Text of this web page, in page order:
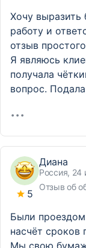
Хочу выразить
работу и
отзыв
Я являюсь
получала
вопрос. Подала
5
Диана
Россия, 24
Отзыв об
Были
насчёт сроков
Мы свою